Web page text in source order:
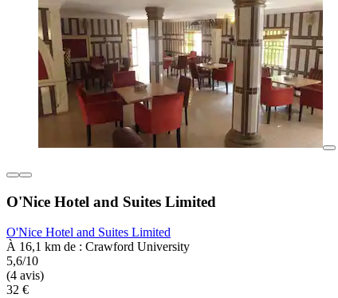
O'Nice Hotel and Suites Limited
O'Nice Hotel and Suites Limited
À 16,1 km de : Crawford University
5,6/10
(4 avis)
32 €